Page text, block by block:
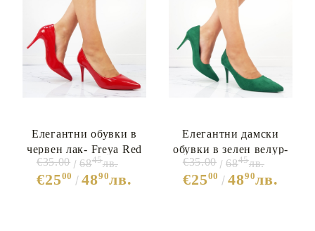
Елегантни обувки в
червен лак- Freya Red
7699
€2500 4890лв.
€35.00 6845лв.
Елегантни дамски
обувки в зелен велур-
Annika Green 7698
€2500 4890лв.
€35.00 6845лв.